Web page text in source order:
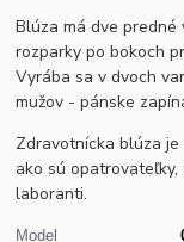
Blúza má dve
rozparky po bokoch
Vyrába sa v dvoch
mužov - pánske
Zdravotnícka blúza
ako sú
laboranti.
Model